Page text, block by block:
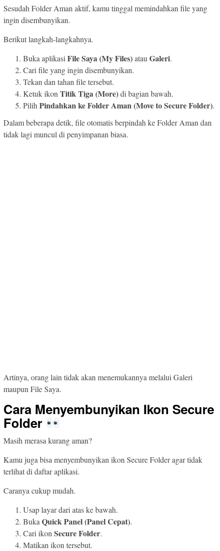
Sesudah Folder Aman aktif, kamu tinggal memindahkan file yang
ingin disembunyikan.
Berikut langkah-langkahnya.
Buka aplikasi File Saya (My Files)atau Galeri.
Cari file yang ingin disembunyikan.
Tekan dan tahan file tersebut.
Ketuk ikon Titik Tiga (More)di bagian bawah.
Pilih Pindahkan ke Folder Aman (Move to Secure Folder).
Dalam beberapa detik, file otomatis berpindah ke Folder Aman dan
tidak lagi muncul di penyimpanan biasa.
Artinya, orang lain tidak akan menemukannya melalui Galeri
maupun File Saya.
Cara Menyembunyikan Ikon Secure
Folder
Masih merasa kurang aman?
Kamu juga bisa menyembunyikan ikon Secure Folder agar tidak
terlihat di daftar aplikasi.
Caranya cukup mudah.
Usap layar dari atas ke bawah.
Buka Quick Panel (Panel Cepat).
Cari ikon Secure Folder.
Matikan ikon tersebut.